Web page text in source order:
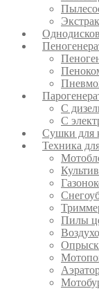
С
С
Сушки для
Техника
Пилы